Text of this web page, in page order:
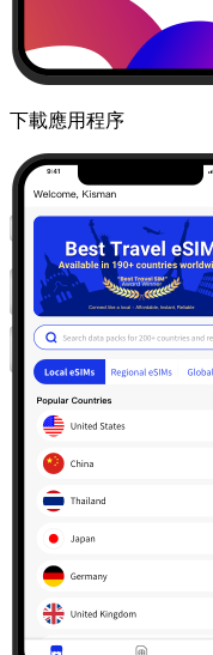
下載應用程序